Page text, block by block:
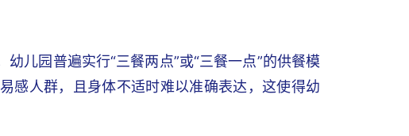
儿园普遍实行“三餐两点”或“三餐一点”的供餐模
感人群，且身体不适时难以准确表达，这使得幼